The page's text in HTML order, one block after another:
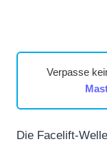
Verpasse
Die Facelift-